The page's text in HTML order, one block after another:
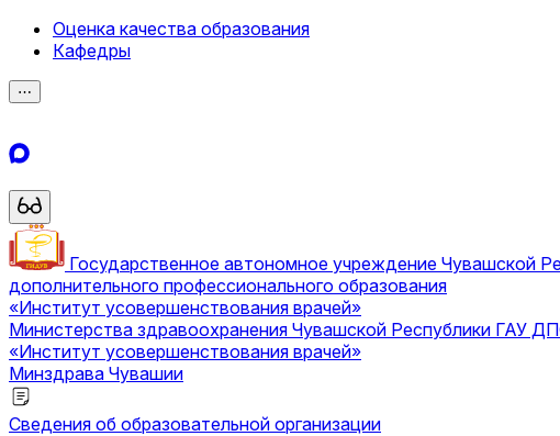
Оценка качества образования
Кафедры
⋯
Государственное автономное учреждение Чувашской
дополнительного профессионального образования
«Институт усовершенствования врачей»
Министерства здравоохранения Чувашской Республики ГАУ
«Институт усовершенствования врачей»
Минздрава Чувашии
Сведения об образовательной организации